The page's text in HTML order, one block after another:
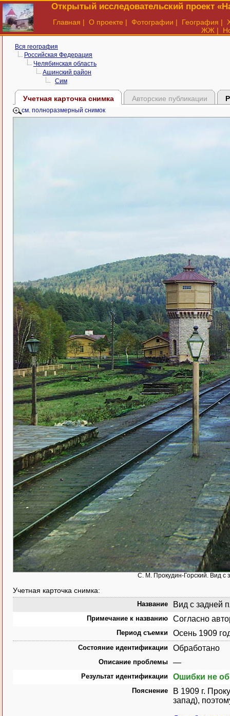
Открытый исследовательский проект
Главная | О проекте | Фотографии | География |
ЖЖ |
Вся география
Российская Федерация
Челябинская область
Ашинский район
Сим
Учетная карточка снимка Авторские публикации
см. полноразмерный снимок
С. М. Прокудин-Горский. Вид с
Учетная карточка снимка:
Название Вид с задней
Примечание к названию Согласно
Период съемки Осень 1909
Состояние идентификации Обработано
Описание проблемы —
Результат идентификации Ошибки не
Пояснение
В 1909 г.
запад),